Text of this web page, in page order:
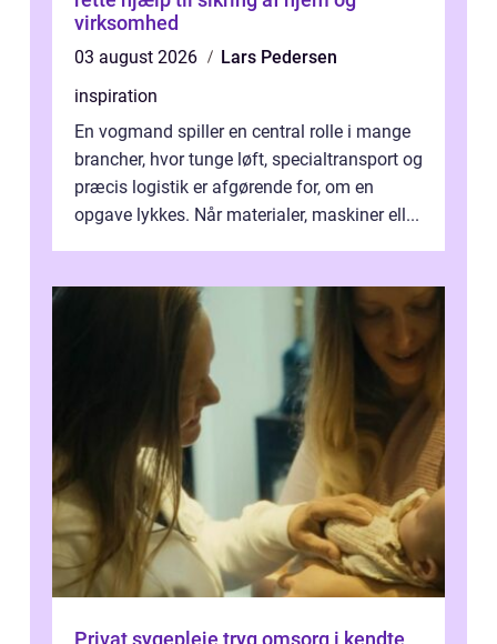
virksomhed
03 august 2026
Lars Pedersen
inspiration
En vogmand spiller en central rolle i mange
brancher, hvor tunge løft, specialtransport og
præcis logistik er afgørende for, om en
opgave lykkes. Når materialer, maskiner ell...
Privat sygepleje tryg omsorg i kendte